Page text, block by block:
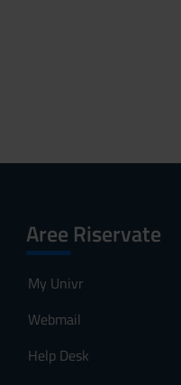
Aree Riservate
My Univr
Webmail
Help Desk